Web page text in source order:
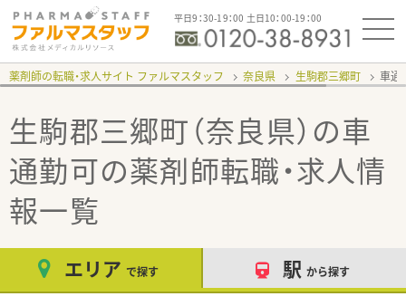
平日9：30-19：00 土日10：00-19：00
薬剤師の転職・求人サイト ファルマスタッフ 奈良県 生駒郡三郷町 車通
生駒郡三郷町（奈良県）の車
通勤可の薬剤師転職・求人情
報一覧
エリア で探す 駅 から探す